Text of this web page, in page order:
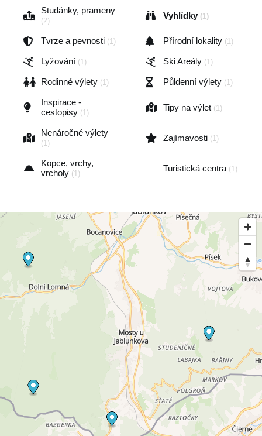
Studánky, prameny
(2)
Vyhlídky (1)
Tvrze a pevnosti (1) Přírodní lokality (1)
Lyžování (1) Ski Areály (1)
Rodinné výlety (1) Půldenní výlety (1)
Inspirace -
cestopisy (1)
Tipy na výlet (1)
Nenáročné výlety
(1)
Zajímavosti (1)
Kopce, vrchy,
vrcholy (1)
Turistická centra (1)